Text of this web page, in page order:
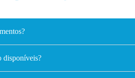
disponíveis?